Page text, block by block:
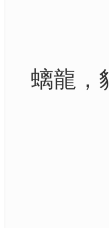
螭龍，